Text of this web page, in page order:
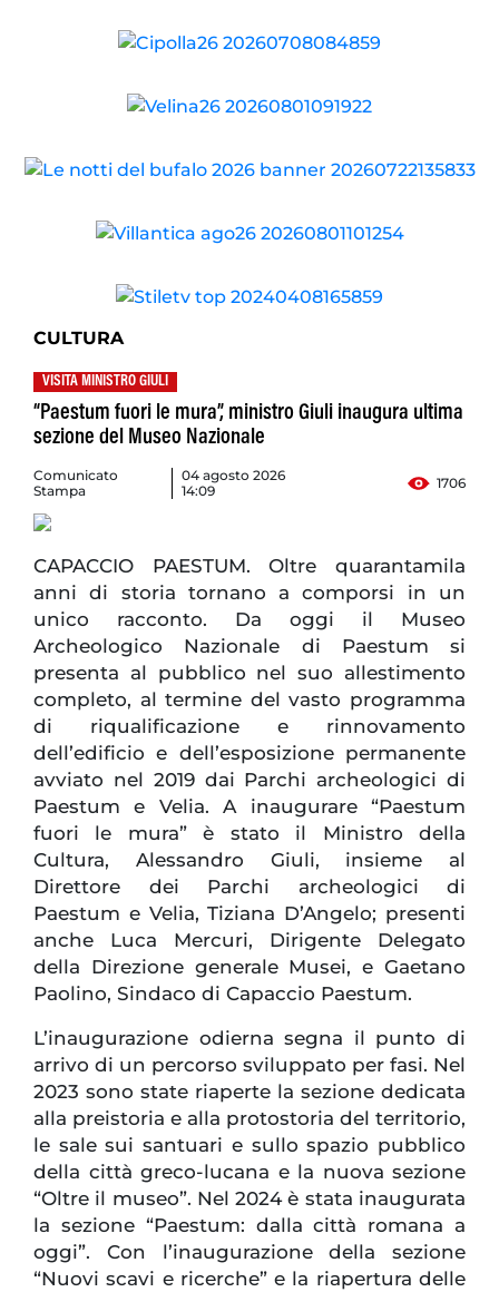
CULTURA
VISITA MINISTRO GIULI
“Paestum fuori le mura”, ministro Giuli inaugura ultima
sezione del Museo Nazionale
Comunicato
Stampa
04 agosto 2026
14:09
1706
CAPACCIO PAESTUM. Oltre quarantamila
anni di storia tornano a comporsi in un
unico racconto. Da oggi il Museo
Archeologico Nazionale di Paestum si
presenta al pubblico nel suo allestimento
completo, al termine del vasto programma
di riqualificazione e rinnovamento
dell’edificio e dell’esposizione permanente
avviato nel 2019 dai Parchi archeologici di
Paestum e Velia. A inaugurare “Paestum
fuori le mura” è stato il Ministro della
Cultura, Alessandro Giuli, insieme al
Direttore dei Parchi archeologici di
Paestum e Velia, Tiziana D’Angelo; presenti
anche Luca Mercuri, Dirigente Delegato
della Direzione generale Musei, e Gaetano
Paolino, Sindaco di Capaccio Paestum.
L’inaugurazione odierna segna il punto di
arrivo di un percorso sviluppato per fasi. Nel
2023 sono state riaperte la sezione dedicata
alla preistoria e alla protostoria del territorio,
le sale sui santuari e sullo spazio pubblico
della città greco-lucana e la nuova sezione
“Oltre il museo”. Nel 2024 è stata inaugurata
la sezione “Paestum: dalla città romana a
oggi”. Con l’inaugurazione della sezione
“Nuovi scavi e ricerche” e la riapertura delle